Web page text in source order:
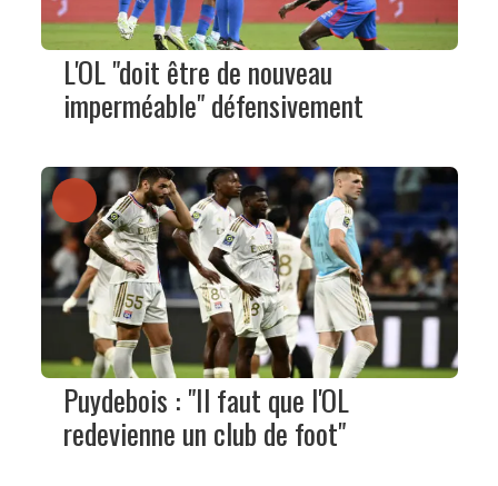
L'OL "doit être de nouveau
imperméable" défensivement
Puydebois : "Il faut que l'OL
redevienne un club de foot"